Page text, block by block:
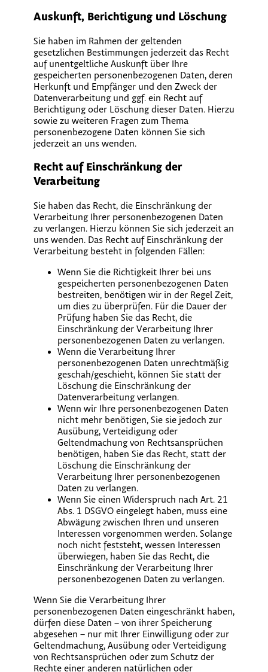
Auskunft, Berichtigung und Löschung
Sie haben im Rahmen der geltenden
gesetzlichen Bestimmungen jederzeit das Recht
auf unentgeltliche Auskunft über Ihre
gespeicherten personenbezogenen Daten, deren
Herkunft und Empfänger und den Zweck der
Datenverarbeitung und ggf. ein Recht auf
Berichtigung oder Löschung dieser Daten. Hierzu
sowie zu weiteren Fragen zum Thema
personenbezogene Daten können Sie sich
jederzeit an uns wenden.
Recht auf Einschränkung der
Verarbeitung
Sie haben das Recht, die Einschränkung der
Verarbeitung Ihrer personenbezogenen Daten
zu verlangen. Hierzu können Sie sich jederzeit an
uns wenden. Das Recht auf Einschränkung der
Verarbeitung besteht in folgenden Fällen:
Wenn Sie die Richtigkeit Ihrer bei uns
gespeicherten personenbezogenen Daten
bestreiten, benötigen wir in der Regel Zeit,
um dies zu überprüfen. Für die Dauer der
Prüfung haben Sie das Recht, die
Einschränkung der Verarbeitung Ihrer
personenbezogenen Daten zu verlangen.
Wenn die Verarbeitung Ihrer
personenbezogenen Daten unrechtmäßig
geschah/geschieht, können Sie statt der
Löschung die Einschränkung der
Datenverarbeitung verlangen.
Wenn wir Ihre personenbezogenen Daten
nicht mehr benötigen, Sie sie jedoch zur
Ausübung, Verteidigung oder
Geltendmachung von Rechtsansprüchen
benötigen, haben Sie das Recht, statt der
Löschung die Einschränkung der
Verarbeitung Ihrer personenbezogenen
Daten zu verlangen.
Wenn Sie einen Widerspruch nach Art. 21
Abs. 1 DSGVO eingelegt haben, muss eine
Abwägung zwischen Ihren und unseren
Interessen vorgenommen werden. Solange
noch nicht feststeht, wessen Interessen
überwiegen, haben Sie das Recht, die
Einschränkung der Verarbeitung Ihrer
personenbezogenen Daten zu verlangen.
Wenn Sie die Verarbeitung Ihrer
personenbezogenen Daten eingeschränkt haben,
dürfen diese Daten – von ihrer Speicherung
abgesehen – nur mit Ihrer Einwilligung oder zur
Geltendmachung, Ausübung oder Verteidigung
von Rechtsansprüchen oder zum Schutz der
Rechte einer anderen natürlichen oder